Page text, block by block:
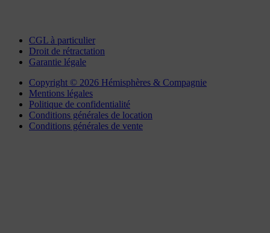
CGL à particulier
Droit de rétractation
Garantie légale
Copyright © 2026 Hémisphères & Compagnie
Mentions légales
Politique de confidentialité
Conditions générales de location
Conditions générales de vente